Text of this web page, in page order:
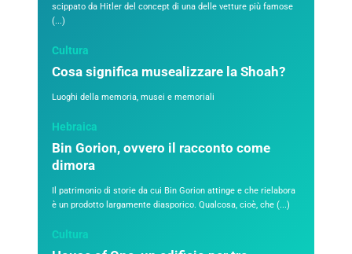
scippato da Hitler del concept di una delle vetture più famose
(...)
Cultura
Cosa significa musealizzare la Shoah?
Luoghi della memoria, musei e memoriali
Hebraica
Bin Gorion, ovvero il racconto come
dimora
Il patrimonio di storie da cui Bin Gorion attinge e che rielabora
è un prodotto largamente diasporico. Qualcosa, cioè, che (...)
Cultura